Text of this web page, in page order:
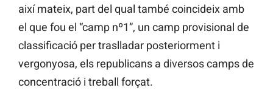
així mateix, part del qual també coincideix amb
el que fou el “camp nº1”, un camp provisional de
classificació per traslladar posteriorment i
vergonyosa, els republicans a diversos camps de
concentració i treball forçat.